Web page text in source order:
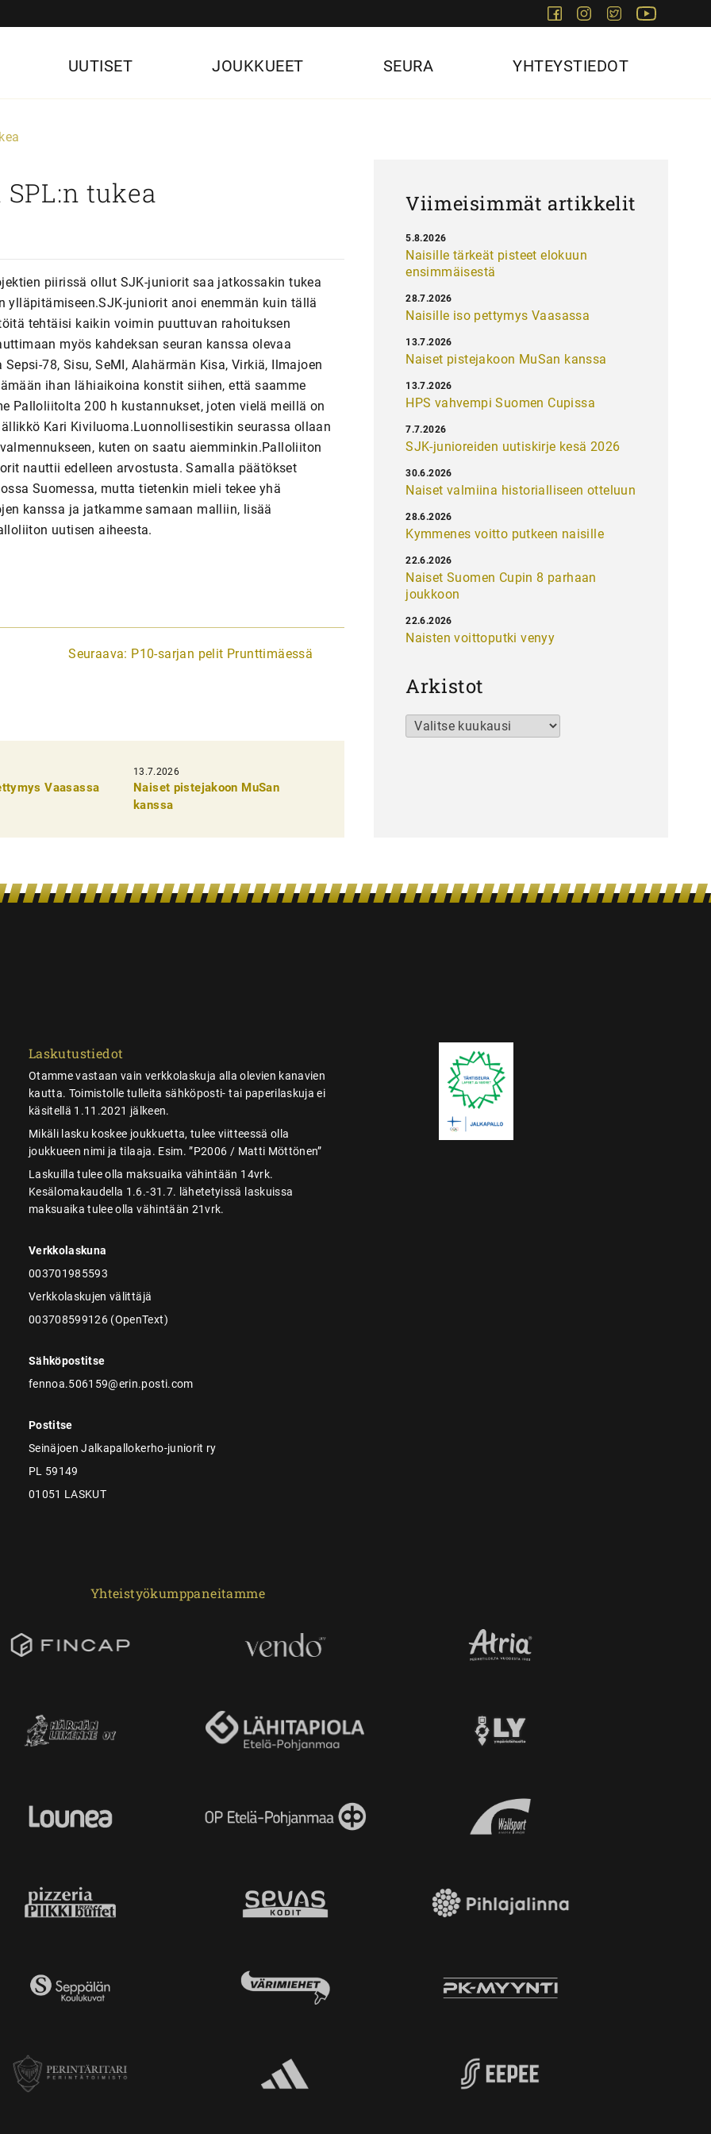
FacebookInstagram
Twitter
UUTISET JOUKKUEET SEURA YHTEYSTIEDOT
tukea
piirissä ollut SJK-juniorit saa jatkossakin tukea
juniorit anoi enemmän kuin tällä
tehtäisi kaikin voimin puuttuvan rahoituksen
myös kahdeksan seuran kanssa olevaa
78, Sisu, SeMI, Alahärmän Kisa, Virkiä, Ilmajoen
ihan lähiaikoina konstit siihen, että saamme
Palloliitolta 200 h kustannukset, joten vielä meillä on
Kari Kiviluoma.Luonnollisestikin seurassa ollaan
kuten on saatu aiemminkin.Palloliiton
nauttii edelleen arvostusta. Samalla päätökset
Suomessa, mutta tietenkin mieli tekee yhä
kanssa ja jatkamme samaan malliin, lisää
uutisen aiheesta.
Seuraava: P10-sarjan pelit Prunttimäessä
Vaasassa
13.7.2026
Naiset pistejakoon MuSan
kanssa
Viimeisimmät artikkelit
Naisille tärkeät pisteet elokuun
ensimmäisestä
5.8.2026
Naisille iso pettymys Vaasassa
28.7.2026
Naiset pistejakoon MuSan kanssa
13.7.2026
HPS vahvempi Suomen Cupissa
13.7.2026
SJK-junioreiden uutiskirje kesä 2026
7.7.2026
Naiset valmiina historialliseen otteluun
30.6.2026
Kymmenes voitto putkeen naisille
28.6.2026
Naiset Suomen Cupin 8 parhaan
joukkoon
22.6.2026
Naisten voittoputki venyy
22.6.2026
Arkistot
Arkistot
Laskutustiedot
Otamme vastaan vain verkkolaskuja alla olevien kanavien
kautta. Toimistolle tulleita sähköposti- tai paperilaskuja ei
käsitellä 1.11.2021 jälkeen.
Mikäli lasku koskee joukkuetta, tulee viitteessä olla
joukkueen nimi ja tilaaja. Esim. ”P2006 / Matti Möttönen”
Laskuilla tulee olla maksuaika vähintään 14vrk.
Kesälomakaudella 1.6.-31.7. lähetetyissä laskuissa
maksuaika tulee olla vähintään 21vrk.
Verkkolaskuna
003701985593
Verkkolaskujen välittäjä
003708599126 (OpenText)
Sähköpostitse
fennoa.506159@erin.posti.com
Postitse
Seinäjoen Jalkapallokerho-juniorit ry
PL 59149
01051 LASKUT
Yhteistyökumppaneitamme